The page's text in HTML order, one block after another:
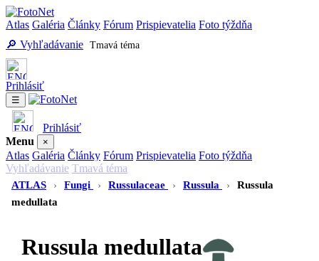
Atlas Galéria Články Fórum Prispievatelia Foto týždňa
🔎 Vyhľadávanie Tmavá téma
Prihlásiť
☰
Prihlásiť
Menu
×
Atlas Galéria Články Fórum Prispievatelia Foto týždňa
Vyhľadávanie Tmavá téma
ATLAS
› Fungi › Russulaceae › Russula ›
Russula
medullata
Russula medullata